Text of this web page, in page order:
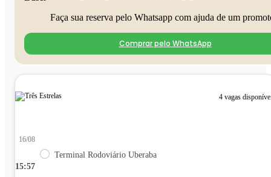
Faça sua reserva pelo Whatsapp com ajuda de um
Comprar pelo WhatsApp
4 vagas
15:57
16/08
Terminal Rodoviário Uberaba